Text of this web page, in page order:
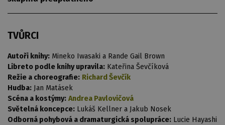
TVŮRCI
Autoři knihy: Mineko Iwasaki a Rande Gail Brown
Libreto podle knihy upravila: Kateřina Ševčíková
Režie a choreografie: Richard Ševčík
Hudba: Jan Matásek
Scéna a kostýmy: Andrea Pavlovičová
Světelná koncepce: Lukáš Kellner a Jakub Nosek
Odborná pohybová a dramaturgická spolupráce: Lucie Hayashi